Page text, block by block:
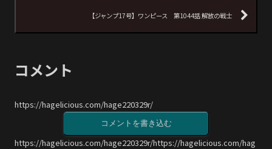
【ジャンプ17号】ワンピース 第1044話 解放の戦士
コメント
https://hagelicious.com/hage220329r/
コメントを書き込む
https://hagelicious.com/hage220329r/https://hagelicious.com/hag